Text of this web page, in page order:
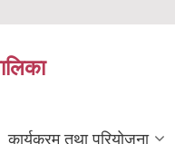
कार्यक्रम तथा परियोजना